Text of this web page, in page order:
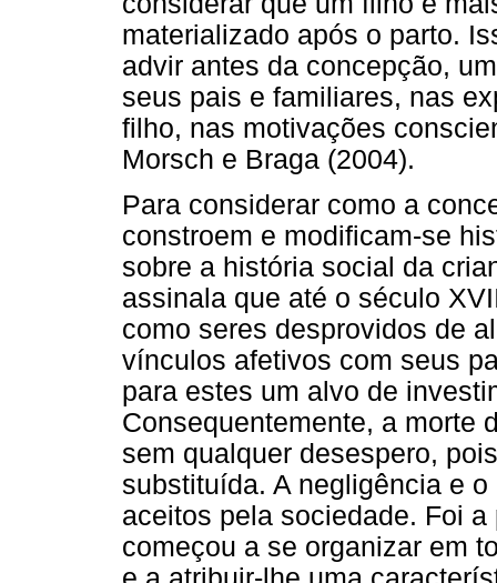
materializado após o parto.
advir antes da concepção,
seus pais e familiares, nas
filho, nas motivações
Morsch e Braga (2004).
Para considerar como a
constroem e modificam-se
sobre a história social da
assinala que até o século
como seres desprovidos de
vínculos afetivos com seus
para estes um alvo de
Consequentemente, a morte
sem qualquer desespero,
substituída. A negligência e
aceitos pela sociedade. Foi
começou a se organizar em